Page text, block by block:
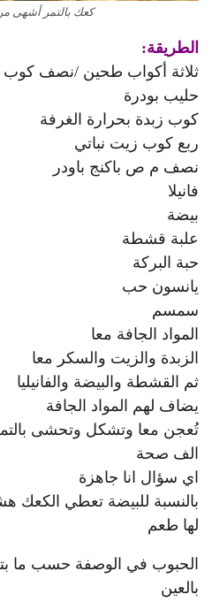
كعك بالتمر أشهى
الطريقة:
ثلاثة أكواب طحين /نصف
حليب بودرة
كوب زبدة بحرارة الغرفة
ربع كوب زيت نباتي
نصف م ص باكنج باودر
فانيلا
بيضة
علبة قشطة
حبة البركة
يانسون حب
سمسم
المواد الجافة معا
الزبدة والزيت والسكر معا
ثم القشطة والبيضة والفانيليا
يضاف لهم المواد الجافة
تُعجن معا وتشكل وتحشى
الف صحة
اي سؤال انا جاهزة
بالنسبة للبيضة تعطي الكعك
لها طعم
الحبوب في الوصفة حسب ما
بالعين